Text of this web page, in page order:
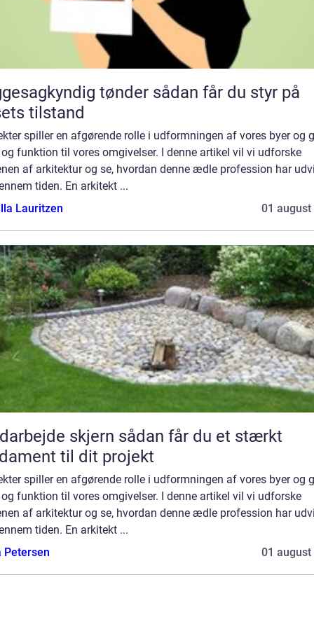
tønder sådan får du styr på
tilstand
spiller en afgørende rolle i udformningen af vores byer og
funktion til vores omgivelser. I denne artikel vil vi udforske
af arkitektur og se, hvordan denne ædle profession har
tiden. En arkitekt ...
Lauritzen
01 august
skjern sådan får du et stærkt
til dit projekt
spiller en afgørende rolle i udformningen af vores byer og
funktion til vores omgivelser. I denne artikel vil vi udforske
af arkitektur og se, hvordan denne ædle profession har
tiden. En arkitekt ...
Petersen
01 august